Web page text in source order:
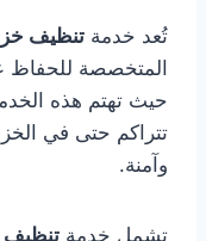
تُعد خدمة تنظيف
المتخصصة للحفاظ
حيث تهتم هذه
تتراكم حتى في
وآمنة.
تشمل خدمة تنظيف